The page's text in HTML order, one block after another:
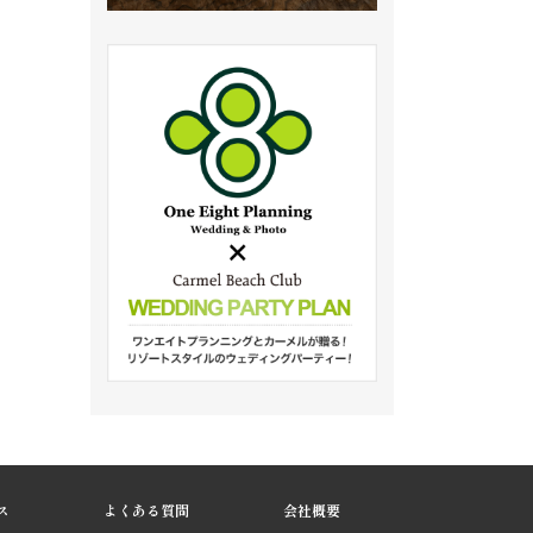
よくある質問 会社概要